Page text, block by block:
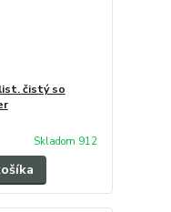
list. čistý so
Skladom 912